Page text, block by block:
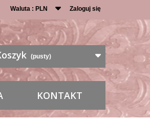
Zaloguj się
Waluta : PLN
(pusty)
KONTAKT